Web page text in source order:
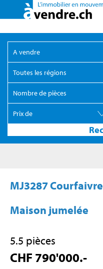
MJ3287 Courfaivre
Maison jumelée
5.5 pièces
CHF 790'000.-